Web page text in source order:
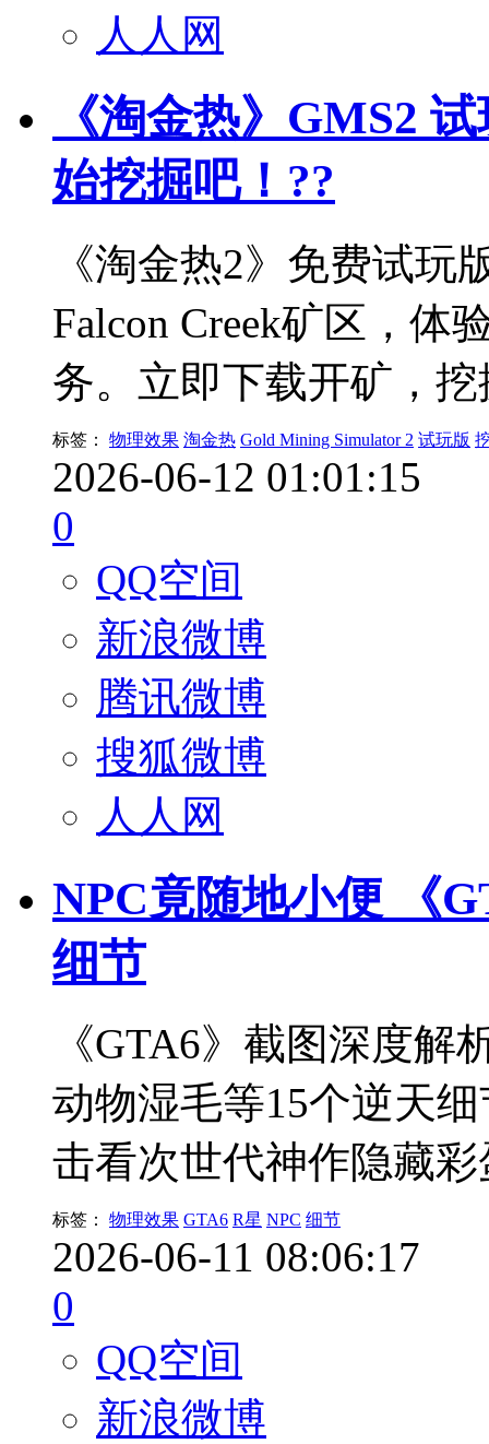
人人网
《淘金热》GMS2
始挖掘吧！??
《淘金热2》免费试
Falcon Creek矿区，体
务。立即下载开矿，
标签： 物理效果 淘金热 Gold Mining Simulator 2 试玩版
2026-06-12 01:01:15
0
QQ空间
新浪微博
腾讯微博
搜狐微博
人人网
NPC竟随地小便 《
细节
《GTA6》截图深度解
动物湿毛等15个逆天
击看次世代神作隐藏彩
标签： 物理效果 GTA6 R星 NPC 细节
2026-06-11 08:06:17
0
QQ空间
新浪微博